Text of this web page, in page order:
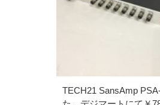
TECH21 SansAmp